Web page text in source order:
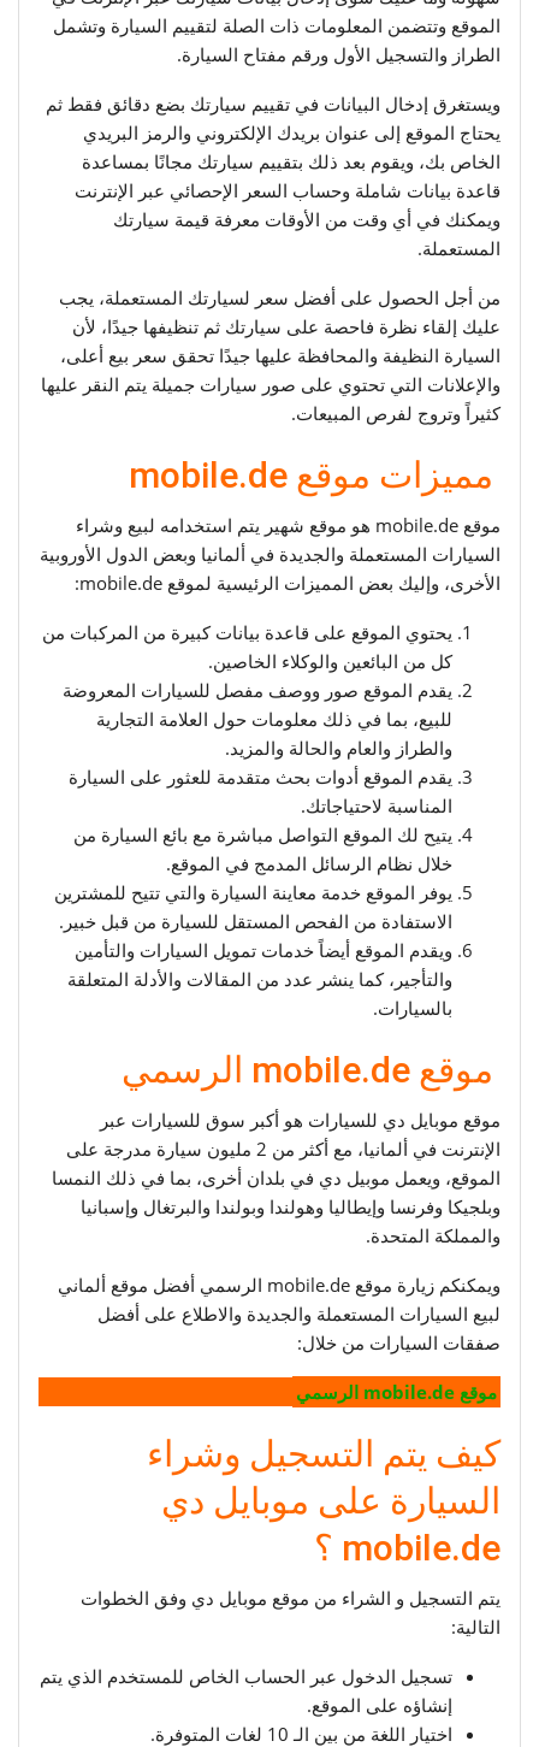
الموقع وتتضمن المعلومات ذات الصلة لتقييم السيارة وتشمل
الطراز والتسجيل الأول ورقم مفتاح السيارة.
ويستغرق إدخال البيانات في تقييم سيارتك بضع دقائق فقط ثم
يحتاج الموقع إلى عنوان بريدك الإلكتروني والرمز البريدي
الخاص بك، ويقوم بعد ذلك بتقييم سيارتك مجانًا بمساعدة
قاعدة بيانات شاملة وحساب السعر الإحصائي عبر الإنترنت
ويمكنك في أي وقت من الأوقات معرفة قيمة سيارتك
المستعملة.
من أجل الحصول على أفضل سعر لسيارتك المستعملة، يجب
عليك إلقاء نظرة فاحصة على سيارتك ثم تنظيفها جيدًا، لأن
السيارة النظيفة والمحافظة عليها جيدًا تحقق سعر بيع أعلى،
والإعلانات التي تحتوي على صور سيارات جميلة يتم النقر عليها
كثيراً وتروج لفرص المبيعات.
مميزات موقع mobile.de
موقع mobile.de هو موقع شهير يتم استخدامه لبيع وشراء
السيارات المستعملة والجديدة في ألمانيا وبعض الدول الأوروبية
الأخرى، وإليك بعض المميزات الرئيسية لموقع mobile.de:
يحتوي الموقع على قاعدة بيانات كبيرة من المركبات من
كل من البائعين والوكلاء الخاصين.
يقدم الموقع صور ووصف مفصل للسيارات المعروضة
للبيع، بما في ذلك معلومات حول العلامة التجارية
والطراز والعام والحالة والمزيد.
يقدم الموقع أدوات بحث متقدمة للعثور على السيارة
المناسبة لاحتياجاتك.
يتيح لك الموقع التواصل مباشرة مع بائع السيارة من
خلال نظام الرسائل المدمج في الموقع.
يوفر الموقع خدمة معاينة السيارة والتي تتيح للمشترين
الاستفادة من الفحص المستقل للسيارة من قبل خبير.
ويقدم الموقع أيضاً خدمات تمويل السيارات والتأمين
والتأجير، كما ينشر عدد من المقالات والأدلة المتعلقة
بالسيارات.
موقع mobile.de الرسمي
موقع موبايل دي للسيارات هو أكبر سوق للسيارات عبر
الإنترنت في ألمانيا، مع أكثر من 2 مليون سيارة مدرجة على
الموقع، ويعمل موبيل دي في بلدان أخرى، بما في ذلك النمسا
وبلجيكا وفرنسا وإيطاليا وهولندا وبولندا والبرتغال وإسبانيا
والمملكة المتحدة.
ويمكنكم زيارة موقع mobile.de الرسمي أفضل موقع ألماني
لبيع السيارات المستعملة والجديدة والاطلاع على أفضل
صفقات السيارات من خلال:
موقع mobile.de الرسمي
كيف يتم التسجيل وشراء
السيارة على موبايل دي
mobile.de ؟
يتم التسجيل و الشراء من موقع موبايل دي وفق الخطوات
التالية:
تسجيل الدخول عبر الحساب الخاص للمستخدم الذي يتم
إنشاؤه على الموقع.
اختيار اللغة من بين الـ 10 لغات المتوفرة.